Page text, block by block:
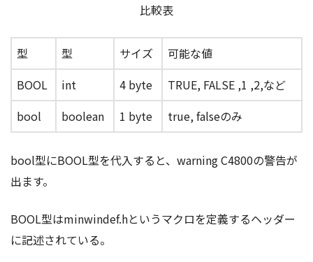
比較表
型 型 サイズ
可能な値
BOOL
int 4 byte
TRUE, FALSE ,1 ,2,など
bool
boolean 1 byte true, falseのみ
bool型にBOOL型を代入すると、warning C4800の警告が
出ます。
BOOL型はminwindef.hというマクロを定義するヘッダー
に記述されている。